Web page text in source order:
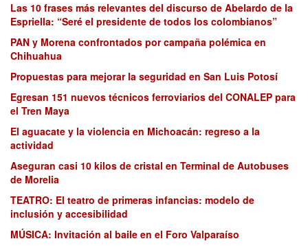
Las 10 frases más relevantes del discurso de Abelardo de la
Espriella: “Seré el presidente de todos los colombianos”
PAN y Morena confrontados por campaña polémica en
Chihuahua
Propuestas para mejorar la seguridad en San Luis Potosí
Egresan 151 nuevos técnicos ferroviarios del CONALEP para
el Tren Maya
El aguacate y la violencia en Michoacán: regreso a la
actividad
Aseguran casi 10 kilos de cristal en Terminal de Autobuses
de Morelia
TEATRO: El teatro de primeras infancias: modelo de
inclusión y accesibilidad
MÚSICA: Invitación al baile en el Foro Valparaíso